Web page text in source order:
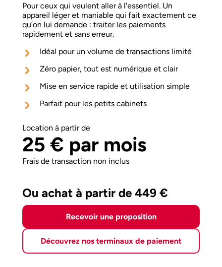
Pour ceux qui veulent aller à l'essentiel. Un
appareil léger et maniable qui fait exactement ce
qu’on lui demande : traiter les paiements
rapidement et sans erreur.
Idéal pour un volume de transactions limité
Zéro papier, tout est numérique et clair
Mise en service rapide et utilisation simple
Parfait pour les petits cabinets
Location à partir de
25 € par mois
Frais de transaction non inclus
Ou achat à partir de 449 €
Recevoir une proposition
Découvrez nos terminaux de paiement